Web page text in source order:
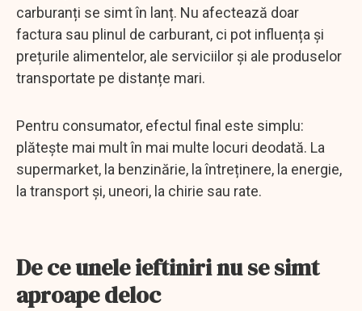
carburanți se simt în lanț. Nu afectează doar
factura sau plinul de carburant, ci pot influența și
prețurile alimentelor, ale serviciilor și ale produselor
transportate pe distanțe mari.
Pentru consumator, efectul final este simplu:
plătește mai mult în mai multe locuri deodată. La
supermarket, la benzinărie, la întreținere, la energie,
la transport și, uneori, la chirie sau rate.
De ce unele ieftiniri nu se simt
aproape deloc